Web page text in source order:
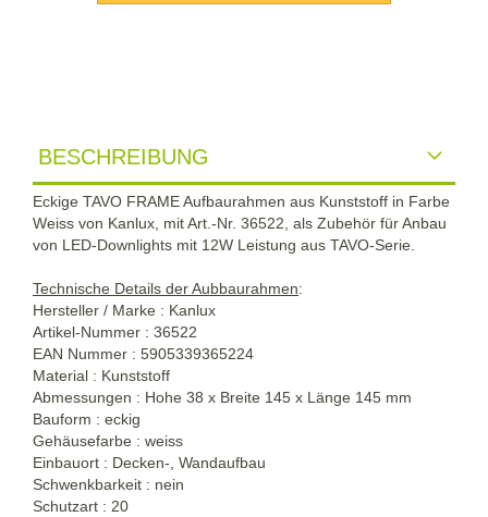
BESCHREIBUNG
Eckige TAVO FRAME Aufbaurahmen aus Kunststoff in Farbe
Weiss von Kanlux, mit Art.-Nr. 36522, als Zubehör für Anbau
von LED-Downlights mit 12W Leistung aus TAVO-Serie.
Technische Details der Aubbaurahmen:
Hersteller / Marke : Kanlux
Artikel-Nummer : 36522
EAN Nummer : 5905339365224
Material : Kunststoff
Abmessungen : Hohe 38 x Breite 145 x Länge 145 mm
Bauform : eckig
Gehäusefarbe : weiss
Einbauort : Decken-, Wandaufbau
Schwenkbarkeit : nein
Schutzart : 20